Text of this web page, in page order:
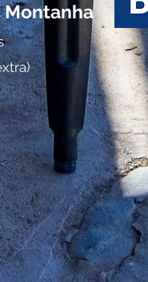
Montanha